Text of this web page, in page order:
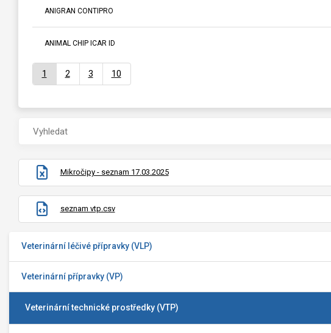
Veterinární léčivé přípravky (VLP)
Veterinární přípravky (VP)
Veterinární technické prostředky (VTP)
ANIGRAN CONTIPRO
ANIMAL CHIP ICAR ID
1 2 3 10
Mikročipy - seznam 17.03.2025
seznam vtp.csv